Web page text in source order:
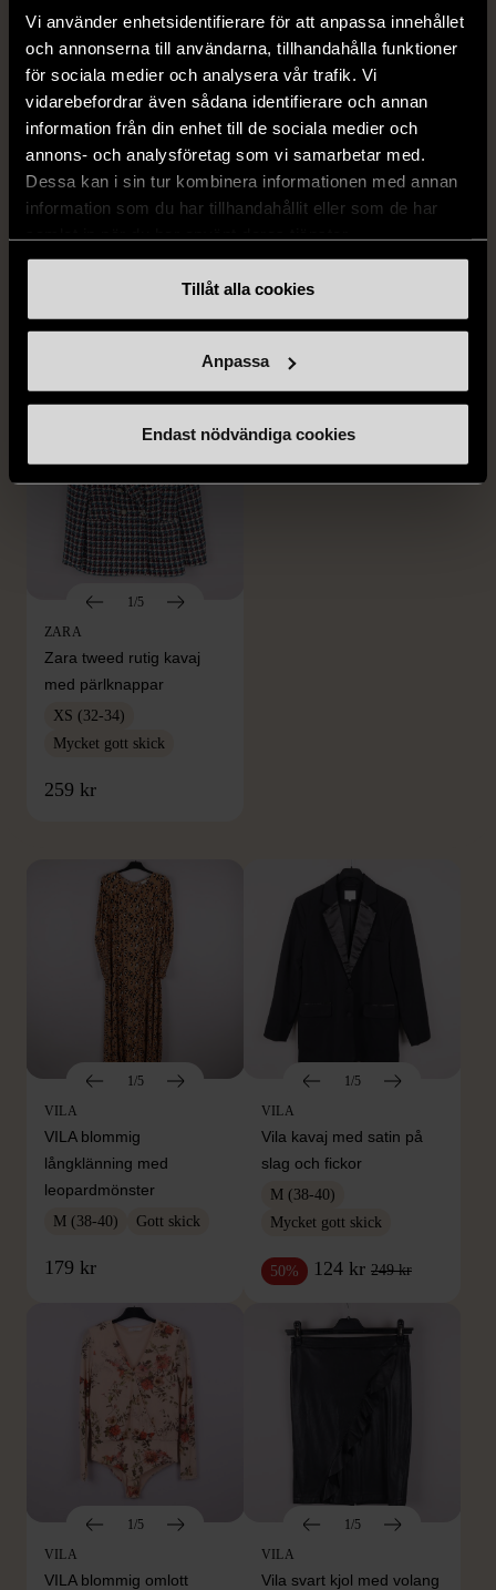
Vi använder enhetsidentifierare för att anpassa innehållet
och annonserna till användarna, tillhandahålla funktioner
för sociala medier och analysera vår trafik. Vi
vidarebefordrar även sådana identifierare och annan
information från din enhet till de sociala medier och
annons- och analysföretag som vi samarbetar med.
Dessa kan i sin tur kombinera informationen med annan
information som du har tillhandahållit eller som de har
Tillåt alla cookies
Anpassa
Endast nödvändiga cookies
1/5
RALPH LAUREN
Ralph Lauren läder terrier
clutch handledsväska
1/5
ZARA
Zara plisserad midikjol
med ränder
149 kr
1/5
ZARA
Zara tweed rutig kavaj
med pärlknappar
XS (32-34)
Mycket gott skick
259 kr
FRÅN SAMMA VARUMÄRKE
1/5
VILA
VILA blommig
långklänning med
leopardmönster
M (38-40) Gott skick
179 kr
1/5
VILA
Vila kavaj med satin på
slag och fickor
M (38-40)
Mycket gott skick
50% 124 kr 249 kr
1/5
VILA
VILA blommig omlott
1/5
VILA
Vila svart kjol med volang